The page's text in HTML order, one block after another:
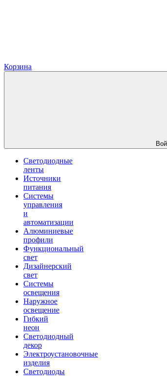
Корзина
Светодиодные
ленты
Источники
питания
Системы
управления
и
автоматизации
Алюминиевые
профили
Функциональный
свет
Дизайнерский
свет
Системы
освещения
Наружное
освещение
Гибкий
неон
Светодиодный
декор
Электроустановочные
изделия
Светодиоды